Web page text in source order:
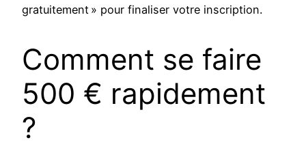
gratuitement » pour finaliser votre inscription.
Comment se faire
500 € rapidement
?